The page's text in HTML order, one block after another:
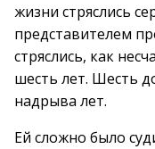
жизни стряслись
представителем
стряслись, как
шесть лет. Шесть
надрыва лет.
Ей сложно было